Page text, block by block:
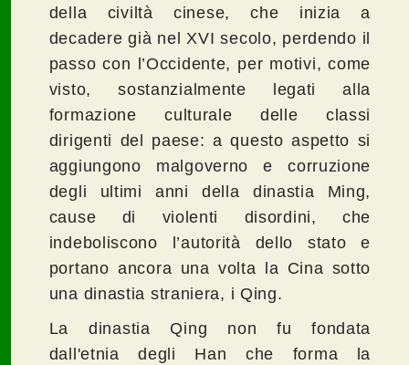
della civiltà cinese, che inizia a
decadere già nel XVI secolo, perdendo il
passo con l’Occidente, per motivi, come
visto, sostanzialmente legati alla
formazione culturale delle classi
dirigenti del paese: a questo aspetto si
aggiungono malgoverno e corruzione
degli ultimi anni della dinastia Ming,
cause di violenti disordini, che
indeboliscono l’autorità dello stato e
portano ancora una volta la Cina sotto
una dinastia straniera, i Qing.
La dinastia Qing non fu fondata
dall'etnia degli Han che forma la